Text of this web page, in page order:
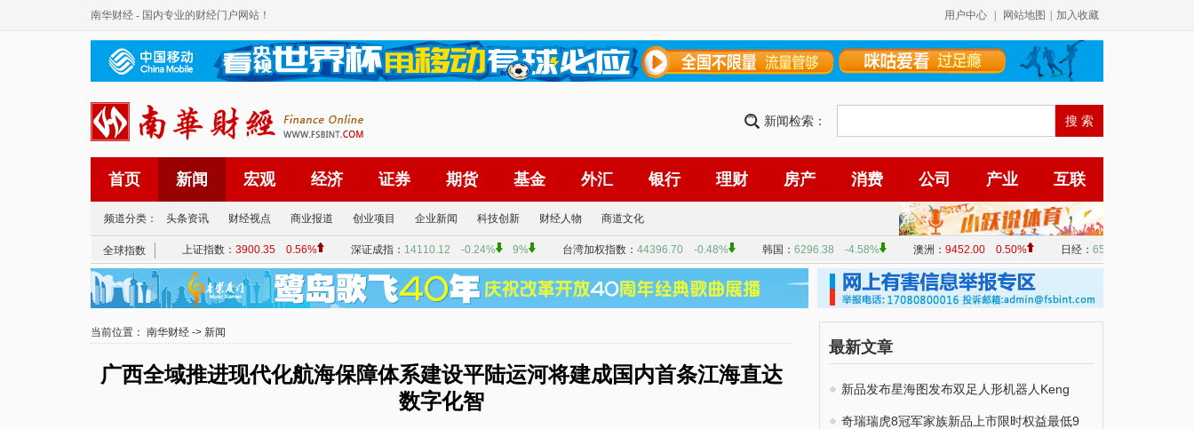
南华财经 - 国内专业的财经门户网站！ 用户中心 网站地图 加入收藏
新闻检索：
首页 新闻 宏观 经济 证券 期货 基金 外汇 银行 理财 房产 消费 公司 产业 互联
频道分类： 头条资讯 财经视点 商业报道 创业项目 企业新闻 科技创新 财经人物 商道文化
当前位置： 南华财经 -> 新闻
广西全域推进现代化航海保障体系建设平陆运河将建成国内首条江海直达
数字化智
最新文章
新品发布星海图发布双足人形机器人Keng
奇瑞瑞虎8冠军家族新品上市限时权益最低9